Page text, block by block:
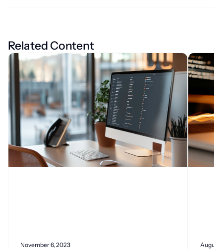
Related Content
November 6, 2023 August